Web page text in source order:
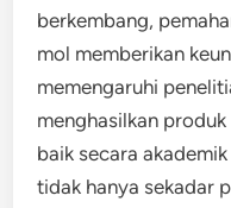
berkembang,
mol memberikan
memengaruhi
menghasilkan
baik secara
tidak hanya sekadar